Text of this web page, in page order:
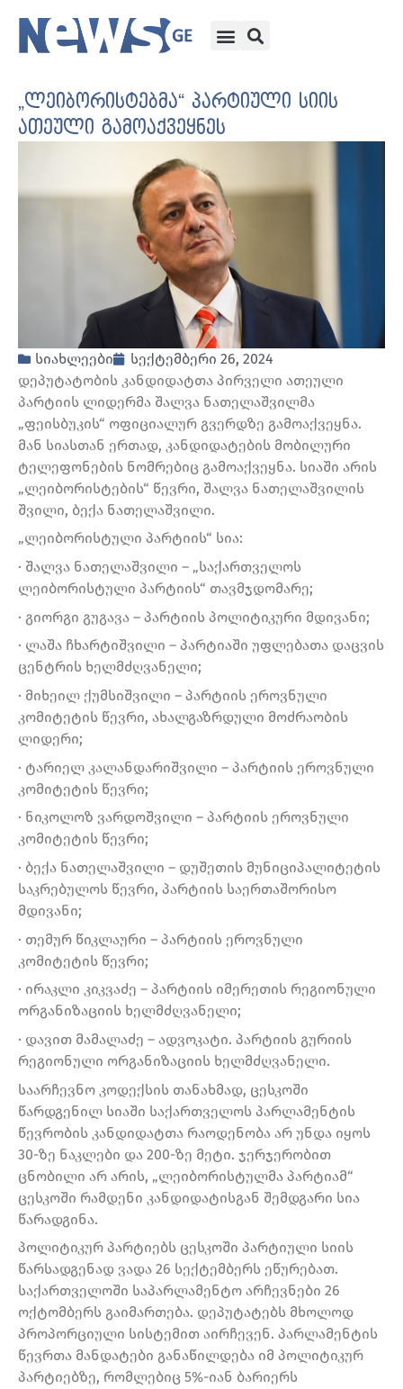
„ლეიბორისტებმა“ პარტიული სიის
ათეული გამოაქვეყნეს
სიახლეები
სექტემბერი 26, 2024
დეპუტატობის კანდიდატთა პირველი ათეული
პარტიის ლიდერმა შალვა ნათელაშვილმა
„ფეისბუკის“ ოფიციალურ გვერდზე გამოაქვეყნა.
მან სიასთან ერთად, კანდიდატების მობილური
ტელეფონების ნომრებიც გამოაქვეყნა. სიაში არის
„ლეიბორისტების“ წევრი, შალვა ნათელაშვილის
შვილი, ბექა ნათელაშვილი.
„ლეიბორისტული პარტიის“ სია:
· შალვა ნათელაშვილი – „საქართველოს
ლეიბორისტული პარტიის“ თავმჯდომარე;
· გიორგი გუგავა – პარტიის პოლიტიკური მდივანი;
· ლაშა ჩხარტიშვილი – პარტიაში უფლებათა დაცვის
ცენტრის ხელმძღვანელი;
· მიხეილ ქუმსიშვილი – პარტიის ეროვნული
კომიტეტის წევრი, ახალგაზრდული მოძრაობის
ლიდერი;
· ტარიელ კალანდარიშვილი – პარტიის ეროვნული
კომიტეტის წევრი;
· ნიკოლოზ ვარდოშვილი – პარტიის ეროვნული
კომიტეტის წევრი;
· ბექა ნათელაშვილი – დუშეთის მუნიციპალიტეტის
საკრებულოს წევრი, პარტიის საერთაშორისო
მდივანი;
· თემურ წიკლაური – პარტიის ეროვნული
კომიტეტის წევრი;
· ირაკლი კიკვაძე – პარტიის იმერეთის რეგიონული
ორგანიზაციის ხელმძღვანელი;
· დავით მამალაძე – ადვოკატი. პარტიის გურიის
რეგიონული ორგანიზაციის ხელმძღვანელი.
საარჩევნო კოდექსის თანახმად, ცესკოში
წარდგენილ სიაში საქართველოს პარლამენტის
წევრობის კანდიდატთა რაოდენობა არ უნდა იყოს
30-ზე ნაკლები და 200-ზე მეტი. ჯერჯერობით
ცნობილი არ არის, „ლეიბორისტულმა პარტიამ“
ცესკოში რამდენი კანდიდატისგან შემდგარი სია
წარადგინა.
პოლიტიკურ პარტიებს ცესკოში პარტიული სიის
წარსადგენად ვადა 26 სექტემბერს ეწურებათ.
საქართველოში საპარლამენტო არჩევნები 26
ოქტომბერს გაიმართება. დეპუტატებს მხოლოდ
პროპორციული სისტემით აირჩევენ. პარლამენტის
წევრთა მანდატები განაწილდება იმ პოლიტიკურ
პარტიებზე, რომლებიც 5%-იან ბარიერს